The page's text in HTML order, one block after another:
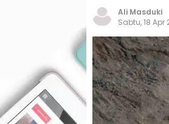
Ali Masduki
Sabtu, 18 Apr